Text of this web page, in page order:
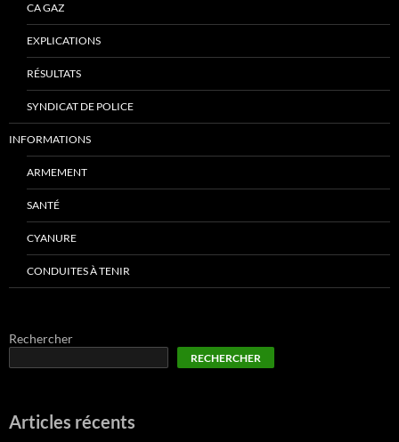
CA GAZ
EXPLICATIONS
RÉSULTATS
SYNDICAT DE POLICE
INFORMATIONS
ARMEMENT
SANTÉ
CYANURE
CONDUITES À TENIR
Rechercher
RECHERCHER
Articles récents